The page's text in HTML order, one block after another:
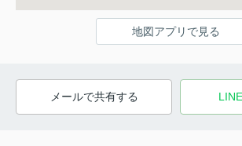
地図アプリで見る
メールで共有する